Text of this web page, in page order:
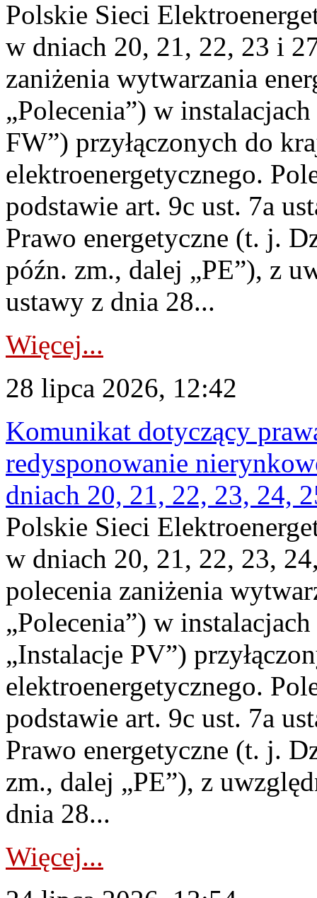
Polskie Sieci
w dniach 20, 21, 22, 23 i
zaniżenia wytwarzania
„Polecenia”) w
FW”) przyłączonych do
elektroenergetycznego.
podstawie art. 9c ust. 7a
Prawo energetyczne (t. j.
późn. zm., dalej „PE”), z
ustawy z dnia 28...
Więcej...
28 lipca 2026, 12:42
Komunikat dotyczący
redysponowanie
dniach 20, 21, 22, 23, 24,
Polskie Sieci
w dniach 20, 21, 22, 23,
polecenia zaniżenia
„Polecenia”) w
„Instalacje PV”)
elektroenergetycznego.
podstawie art. 9c ust. 7a
Prawo energetyczne (t. j.
zm., dalej „PE”), z
dnia 28...
Więcej...